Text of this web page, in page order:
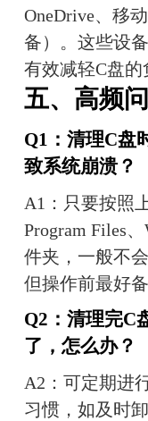
OneDrive、移
备）。这些设
有效减轻C盘的
五、高频
Q1：清理C盘
致系统崩溃？
A1：只要按照
Program Files
件夹，一般不
但操作前最好
Q2：清理完C
了，怎么办？
A2：可定期进
习惯，如及时